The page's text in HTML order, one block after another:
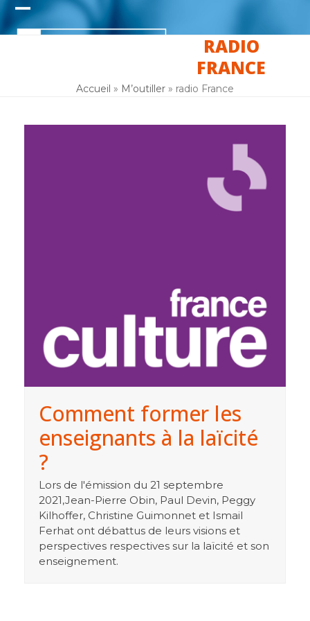
Skip
content
Open
Close
RADIO
FRANCE
Accueil » M’outiller » radio France
Comment former les
enseignants à la laïcité
?
Lors de l'émission du 21 septembre
2021,Jean-Pierre Obin, Paul Devin, Peggy
Kilhoffer, Christine Guimonnet et Ismail
Ferhat ont débattus de leurs visions et
perspectives respectives sur la laïcité et son
enseignement.